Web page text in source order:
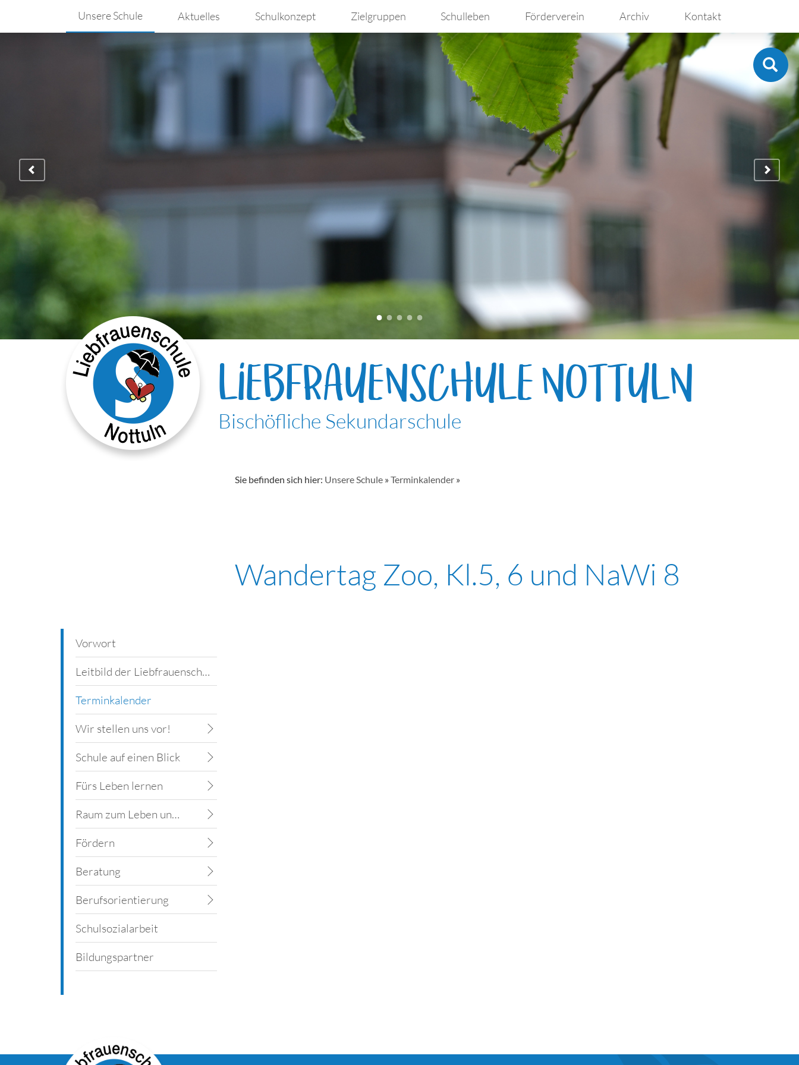
Unsere Schule Aktuelles Schulkonzept Zielgruppen Schulleben Förderverein Archiv Kontakt
LIEBFRAUENSCHULE NOTTULN
Bischöfliche Sekundarschule
Sie befinden sich hier: Unsere Schule»Terminkalender»
Vorwort
Leitbild der Liebfrauenschule
Terminkalender
Wir stellen uns vor!
Schule auf einen Blick
Fürs Leben lernen
Raum zum Leben und Lernen
Fördern
Beratung
Berufsorientierung
Schulsozialarbeit
Bildungspartner
Wandertag Zoo, Kl.5, 6 und NaWi 8